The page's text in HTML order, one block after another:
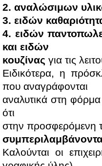
2. αναλώσιμων
3. ειδών
4. ειδών
και ειδών
κουζίνας για τις
Ειδικότερα, η
που αναγράφονται
αναλυτικά στη
ότι
στην προσφερόμενη
Καλούνται οι